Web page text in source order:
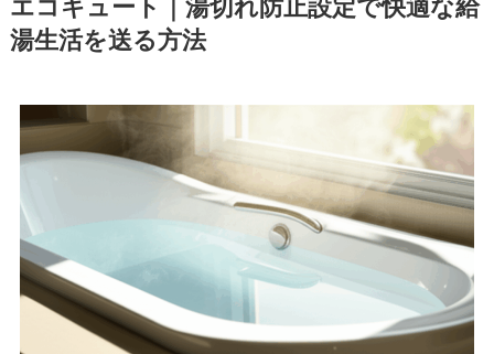
エコキュート｜湯切れ防止設定で快適な給
湯生活を送る方法